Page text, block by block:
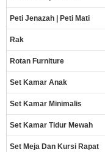
Peti Jenazah | Peti Mati
Rak
Rotan Furniture
Set Kamar Anak
Set Kamar Minimalis
Set Kamar Tidur Mewah
Set Meja Dan Kursi Rapat